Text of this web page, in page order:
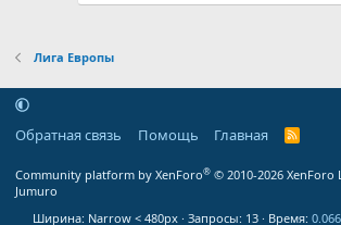
Лига Европы
Обратная связь Помощь Главная
R
Community platform by XenForo® © 2010-2026 XenForo
Jumuro
Ширина
Запросы 13 Время